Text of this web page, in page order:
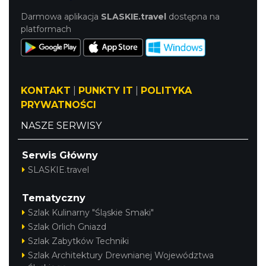
Letnie Kino Plenerowe 2026 na olkuskim
Rynku
Olkusz
2026-08-28
17.00 km
XIII Myszkowska Ósemka 2026 – bieg
uliczny w Myszkowie na dystansie 8 km
20.29 km
Darmowa aplikacja SLASKIE.travel dostępna na
platformach
KONTAKT PUNKTY IT
POLITYKA
PRYWATNOŚCI
NASZE SERWISY
Serwis Główny
SLASKIE.travel
Tematyczny
Szlak Kulinarny "Śląskie Smaki"
Szlak Orlich Gniazd
Szlak Zabytków Techniki
Szlak Architektury Drewnianej Województwa